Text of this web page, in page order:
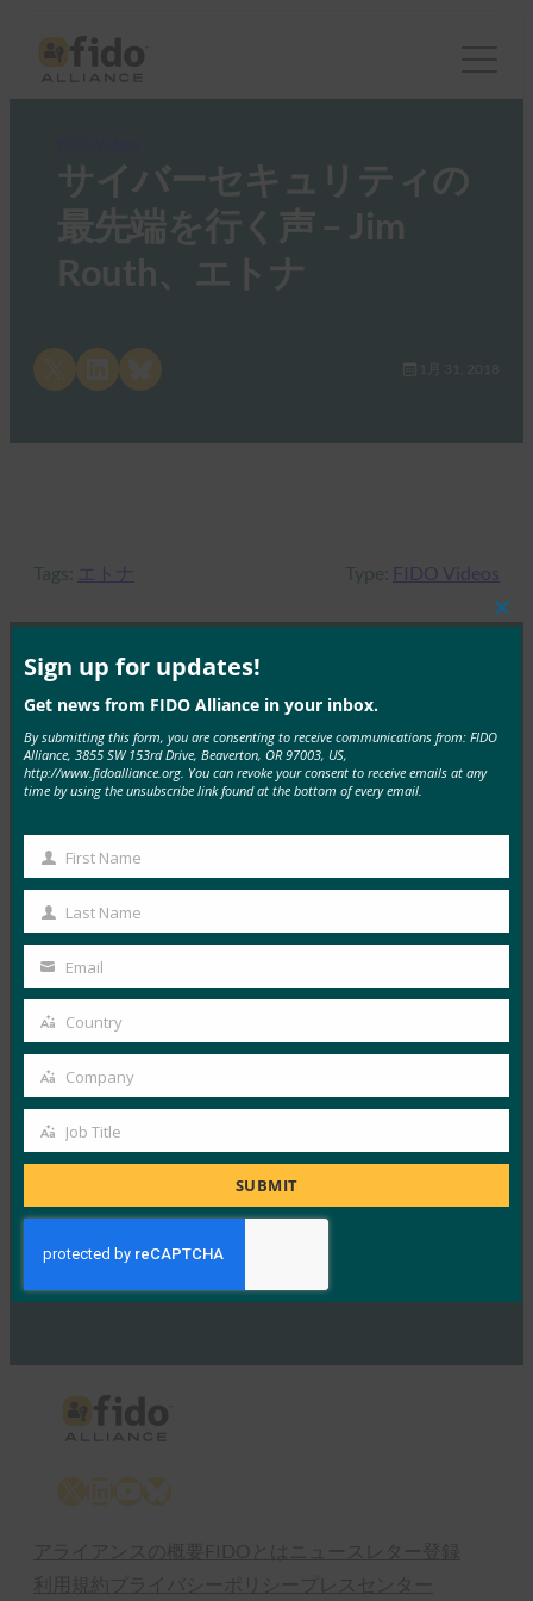
サイバーセキュリティの
最先端を行く声 – Jim
Routh、エトナ
Share on LinkedInShare on Bluesky 1月 31, 2018
Tags: エトナ Type: FIDO Videos
MORE FIDO VIDEOS
FIDO認証とフェデレーション・プロトコルの統合
FIDO Videos
Read More →
FIDOアライアンス会員の価値
2月 13, 2018
Read More →
ファーストレスポンダーのためのモバイルアプリの
シングルサインオン
FIDO Videos
2月 7, 2018
Read More →
Previous1…1819202122…
Sign up for updates!
Get news from FIDO Alliance in your inbox.
By submitting this form, you are consenting to receive communications from: FIDO
Alliance, 3855 SW 153rd Drive, Beaverton, OR 97003, US,
http://www.fidoalliance.org. You can revoke your consent to receive emails at any
time by using the unsubscribe link found at the bottom of every email.
First
Name
First Name
Last
Name
Last Name
Your
email
Email
Country
Country
Company
Company
Job
Job Title
SUBMIT